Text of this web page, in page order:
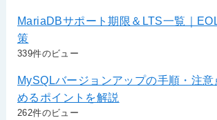
MariaDBサポート期限＆LTS一覧｜
策
339件のビュー
MySQLバージョンアップの手順・注
めるポイントを解説
262件のビュー